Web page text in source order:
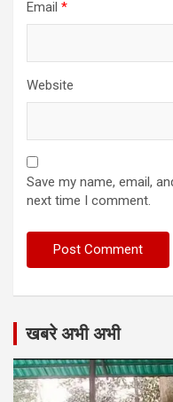
Email *
Website
Save my name, email,
next time I comment.
खबरे अभी अभी